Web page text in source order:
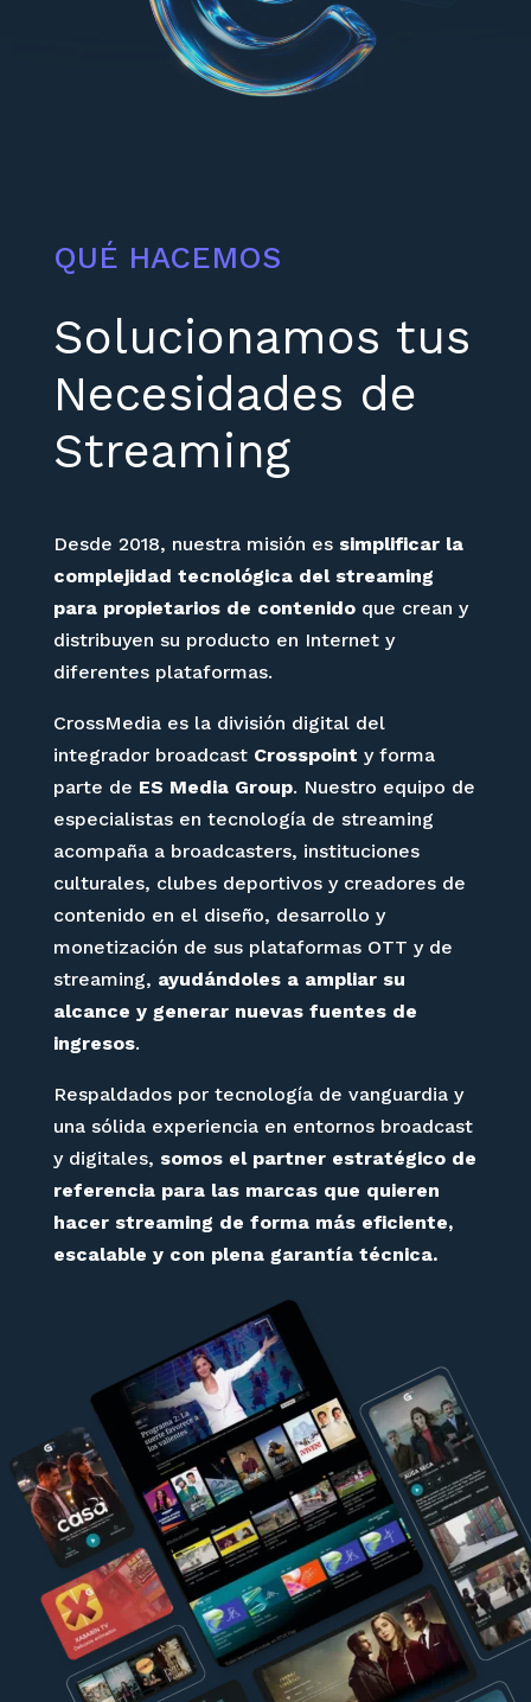
QUÉ HACEMOS
Solucionamos tus
Necesidades de
Streaming
Desde 2018, nuestra misión es simplificar la
complejidad tecnológica del streaming
para propietarios de contenidoque crean y
distribuyen su producto en Internet y
diferentes plataformas.
CrossMedia es la división digital del
integrador broadcast Crosspoint y forma
parte de ES Media Group. Nuestro equipo de
especialistas en tecnología de streaming
acompaña a broadcasters, instituciones
culturales, clubes deportivos y creadores de
contenido en el diseño, desarrollo y
monetización de sus plataformas OTT y de
streaming, ayudándoles a ampliar su
alcance y generar nuevas fuentes de
ingresos.
Respaldados por tecnología de vanguardia y
una sólida experiencia en entornos broadcast
y digitales, somos el partner estratégico de
referencia para las marcas que quieren
hacer streaming de forma más eficiente,
escalable y con plena garantía técnica.